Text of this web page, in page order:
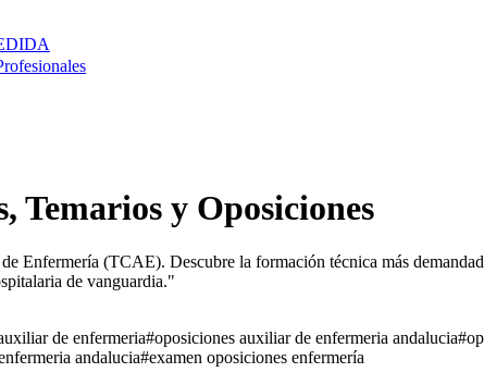
y Oposiciones
Enfermería (TCAE). Descubre la formación técnica más
de vanguardia."
de enfermeria#oposiciones auxiliar de enfermeria andalucia#
andalucia#examen oposiciones enfermería